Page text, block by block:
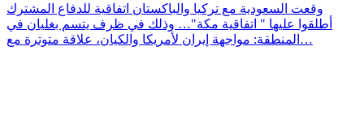
وقعت السعودية مع تركيا والباكستان اتفاقية للدفاع المشترك
أطلقوا عليها " اتفاقية مكة"… وذلك في ظرف يتسم بغليان في
المنطقة: مواجهة إيران لأمريكا والكيان، علاقة متوترة مع…